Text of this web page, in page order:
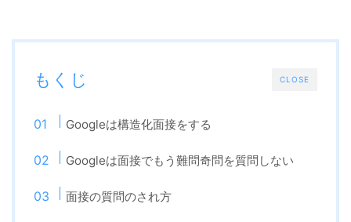
CLOSE
もくじ
Googleは構造化面接をする
Googleは面接でもう難問奇問を質問しない
面接の質問のされ方